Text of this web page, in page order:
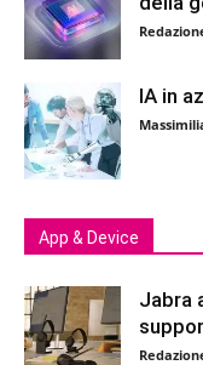
IA in
App & Device
Jabra